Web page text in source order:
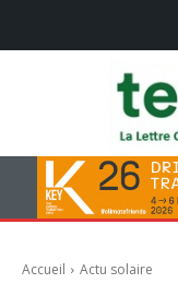
Accueil Actu solaire